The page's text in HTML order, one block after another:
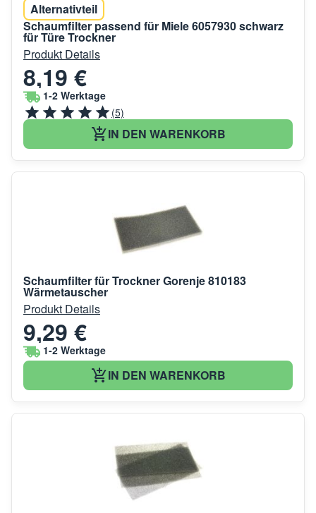
Alternativteil
Schaumfilter passend für Miele 6057930 schwarz
für Türe Trockner
Produkt Details
8,19 €
1-2 Werktage
(5)
IN DEN WARENKORB
Schaumfilter für Trockner Gorenje 810183
Wärmetauscher
Produkt Details
9,29 €
1-2 Werktage
IN DEN WARENKORB